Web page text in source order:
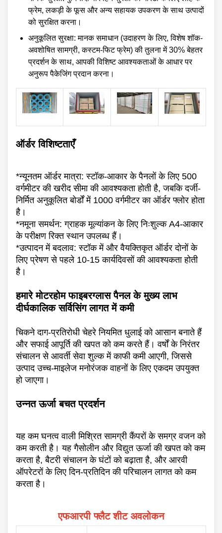
फ्रेम, लकड़ी के फूस और अन्य सहायक उपकरण के साथ उत्पादों
को सुरक्षित करना।
अनुकूलित सुरक्षा: मानक समाधान (उदाहरण के लिए, विशेष शॉक-
अवशोषित सामग्री, कस्टम-फिट फ्रेम) की तुलना में 30% बेहतर
प्रदर्शन के साथ, आपकी विशिष्ट आवश्यकताओं के आधार पर
अनुरूप पैकेजिंग प्रदान करना।
ऑर्डर विशिष्टताएँ
*न्यूनतम ऑर्डर मात्रा: स्टॉक-आकार के पैनलों के लिए 500
वर्गमीटर की खरीद सीमा की आवश्यकता होती है, जबकि दर्जी-
निर्मित अनुकूलित बोर्डों में 1000 वर्गमीटर का ऑर्डर फ्लोर होता
है।
*नमूना समर्थन: ग्राहक मूल्यांकन के लिए निःशुल्क A4-आकार
के परीक्षण रिक्त स्थान उपलब्ध हैं।
*उत्पादन में बदलाव: स्टॉक में और वैयक्तिकृत ऑर्डर दोनों के
लिए प्रेषण से पहले 10-15 कार्यदिवसों की आवश्यकता होती
है।
हमारे मोटरहोम फाइबरग्लास पैनल के मुख्य लाभ
दीर्घकालिक सर्विसिंग लागत में कमी
चिकने दाग-प्रतिरोधी चेहरे नियमित धुलाई को आसान बनाते हैं
और सफाई आपूर्ति की खपत को कम करते हैं। वर्षों के निरंतर
संचालन से आवर्ती सेवा शुल्क में काफी कमी आएगी, जिससे
उत्पाद उच्च-माइलेज मनोरंजक वाहनों के लिए एकदम उपयुक्त
हो जाएगा।
उन्नत ऊर्जा बचत प्रदर्शन
यह कम घनत्व वाली मिश्रित सामग्री कैंपरों के समग्र वजन को
कम करती है। यह गैसोलीन और विद्युत ऊर्जा की खपत को कम
करता है, बैटरी संचालन के घंटों को बढ़ाता है, और आरवी
ऑपरेटरों के लिए दिन-प्रतिदिन की परिचालन लागत को कम
करता है।
एफआरपी फ्लैट शीट अवलोकन